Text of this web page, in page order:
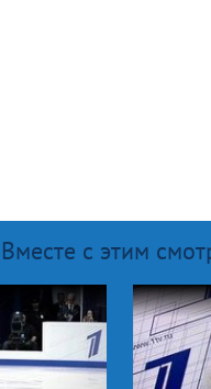
Вместе с этим